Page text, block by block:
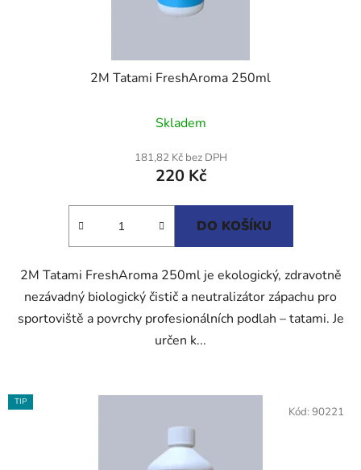
2M Tatami FreshAroma 250ml
hodnocení
produktu
je
Skladem
181,82 Kč bez DPH
220 Kč
DO KOŠÍKU
2M Tatami FreshAroma 250ml je ekologický, zdravotně
nezávadný biologický čistič a neutralizátor zápachu pro
sportoviště a povrchy profesionálních podlah – tatami. Je
určen k...
TIP
Kód: 90221